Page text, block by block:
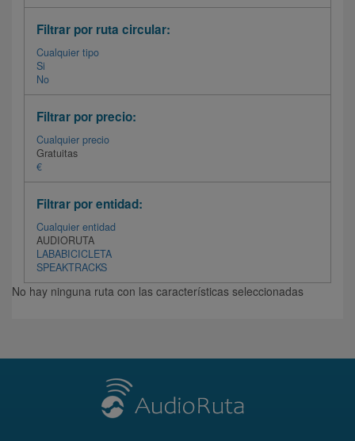
Filtrar por ruta circular:
Cualquier tipo
Si
No
Filtrar por precio:
Cualquier precio
Gratuitas
€
Filtrar por entidad:
Cualquier entidad
AUDIORUTA
LABABICICLETA
SPEAKTRACKS
No hay ninguna ruta con las características seleccionadas